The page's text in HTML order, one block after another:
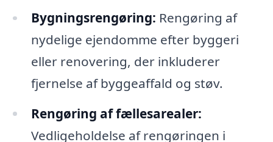
Bygningsrengøring: Rengøring af
nydelige ejendomme efter byggeri
eller renovering, der inkluderer
fjernelse af byggeaffald og støv.
Rengøring af fællesarealer:
Vedligeholdelse af rengøringen i